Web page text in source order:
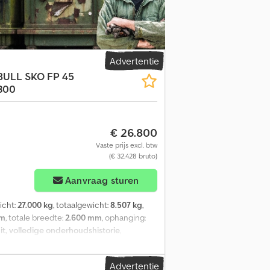
5 mm
Advertentie
SKO FP 45
€ 26.800
Vaste prijs excl. btw
(€ 32.428 bruto)
Aanvraag sturen
27.000 kg, totaalgewicht:8.507 kg,
, totale breedte: 2.600 mm , ophanging:
volledige onderhoudshistorie
Assen Axeles - Schmitz Rotos
geïsoleerde wand, 45 mm Kunststof
Advertentie